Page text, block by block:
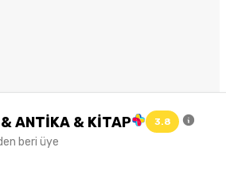
ANTİKA & KİTAP 3.8
beri üye